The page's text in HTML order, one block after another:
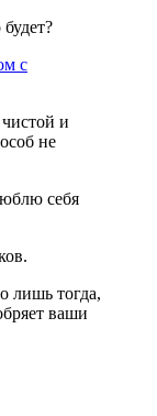
с
и
не
себя
лишь тогда,
ваши